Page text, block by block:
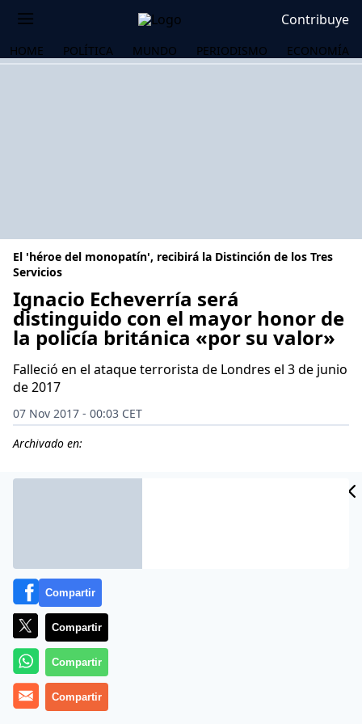
Contribuye
HOME POLÍTICA MUNDO PERIODISMO ECONOMÍA
El 'héroe del monopatín', recibirá la Distinción de los Tres
Servicios
Ignacio Echeverría será
distinguido con el mayor honor de
la policía británica «por su valor»
Falleció en el ataque terrorista de Londres el 3 de junio
de 2017
07 Nov 2017 - 00:03 CET
Archivado en:
La Policía británica otorgará al español Ignacio
Compartir
Compartir
Compartir
Compartir